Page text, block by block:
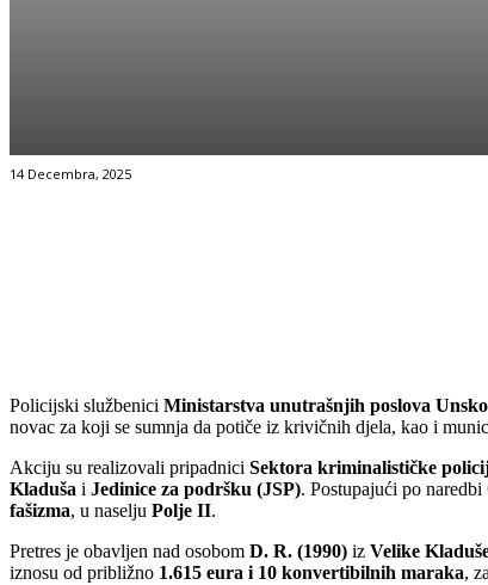
14 Decembra, 2025
Policijski službenici Ministarstva unutrašnjih poslova
novac za koji se sumnja da potiče iz krivičnih djela, kao i
Akciju su realizovali pripadnici Sektora kriminalističke
Kladuša i Jedinice za podršku (JSP). Postupajući po naredbi
fašizma, u naselju Polje II.
Pretres je obavljen nad osobom D. R. (1990) iz Velike
iznosu od približno 1.615 eura i 10 konvertibilnih maraka,